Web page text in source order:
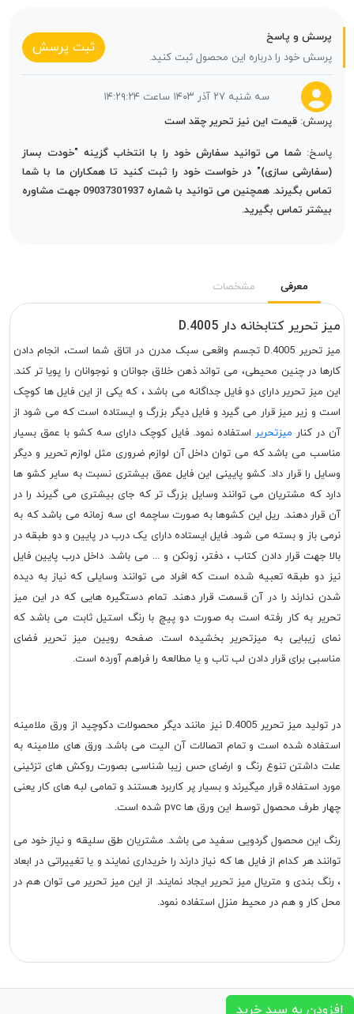
پرسش و پاسخ
پرسش خود را درباره این محصول ثبت کنید.
ثبت پرسش
سه شنبه ۲۷ آذر ۱۴۰۳ ساعت ۱۴:۲۹:۲۴
پرسش: قیمت این نیز تحریر چقد است
پاسخ: شما می توانید سفارش خود را با انتخاب گزینه "خودت بساز
(سفارشی سازی)" در خواست خود را ثبت کنید تا همکاران ما با شما
تماس بگیرند. همچنین می توانید با شماره 09037301937 جهت مشاوره
بیشتر تماس بگیرید.
معرفی مشخصات
میز تحریر کتابخانه دار D.4005
میز تحریر D.4005 تجسم واقعی سبک مدرن در اتاق شما است، انجام دادن
کارها در چنین محیطی، می تواند ذهن خلاق جوانان و نوجوانان را پویا تر کند.
این میز تحریر دارای دو فایل جداگانه می باشد ، که یکی از این فایل ها کوچک
است و زیر میز قرار می گیرد و فایل دیگر بزرگ و ایستاده است که می شود از
آن در کنار میزتحریر استفاده نمود. فایل کوچک دارای سه کشو با عمق بسیار
مناسب می باشد که می توان داخل آن لوازم ضروری مثل لوازم تحریر و دیگر
وسایل را قرار داد. کشو پایینی این فایل عمق بیشتری نسبت به سایر کشو ها
دارد که مشتریان می توانند وسایل بزرگ تر که جای بیشتری می گیرند را در
آن قرار دهند. ریل این کشوها به صورت ساچمه ای سه زمانه می باشد که به
نرمی باز و بسته می شود. فایل ایستاده دارای یک درب در پایین و دو طبقه در
بالا جهت قرار دادن کتاب ، دفتر، زونکن و ... می باشد. داخل درب پایین فایل
نیز دو طبقه تعبیه شده است که افراد می توانند وسایلی که نیاز به دیده
شدن ندارند را در آن قسمت قرار دهند. تمام دستگیره هایی که در این میز
تحریر به کار رفته است به صورت دو پیچ با رنگ استیل ثابت می باشد که
نمای زیبایی به میزتحریر بخشیده است. صفحه رویین میز تحریر فضای
مناسبی برای قرار دادن لب تاب و یا مطالعه را فراهم آورده است.
در تولید میز تحریر D.4005 نیز مانند دیگر محصولات دکوچید از ورق ملامینه
استفاده شده است و تمام اتصالات آن الیت می باشد. ورق های ملامینه به
علت داشتن تنوع رنگ و ارضای حس زیبا شناسی بصورت روکش های تزئینی
مورد استفاده قرار میگیرند و بسیار پر کاربرد هستند و تمامی لبه های کار یعنی
چهار طرف محصول توسط این ورق ها pvc شده است.
رنگ این محصول گردویی سفید می باشد. مشتریان طق سلیقه و نیاز خود می
توانند هر کدام از فایل ها که نیاز دارند را خریداری نمایند و یا تغییراتی در ابعاد
، رنگ بندی و متریال میز تحریر ایجاد نمایند. از این میز تحریر می توان هم در
محل کار و هم در محیط منزل استفاده نمود.
افزودن به سبد خرید